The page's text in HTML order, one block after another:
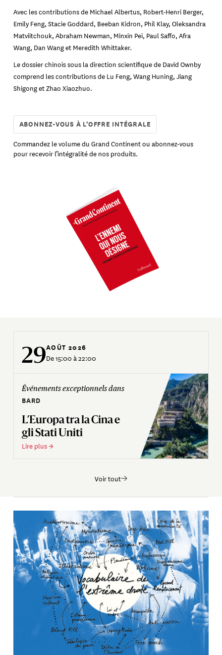
Avec les contributions de Michael Albertus, Robert-Henri Berger,
Emily Feng, Stacie Goddard, Beeban Kidron, Phil Klay, Oleksandra
Matviitchouk, Abraham Newman, Minxin Pei, Paul Saffo, Afra
Wang, Dan Wang et Meredith Whittaker.
Le dossier chinois sous la direction scientifique de David Ownby
comprend les contributions de Lu Feng, Wang Huning, Jiang
Shigong et Zhao Xiaozhuo.
ABONNEZ-VOUS À L’OFFRE INTÉGRALE
Commandez le volume du Grand Continent ou abonnez-vous
pour recevoir l’intégralité de nos produits.
29AOÛT 2026
De 15:00 à 22:00
Événements exceptionnels dans
BARD
L’Europa tra la Cina e
gli Stati Uniti
Lire plus →
Voir tout